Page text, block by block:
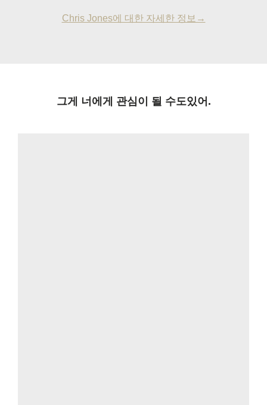
Chris Jones에 대한 자세한 정보→
그게 너에게 관심이 될 수도있어.